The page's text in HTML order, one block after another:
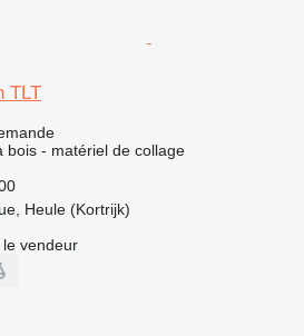
TLT
bois - matériel de collage
Heule (Kortrijk)
vendeur